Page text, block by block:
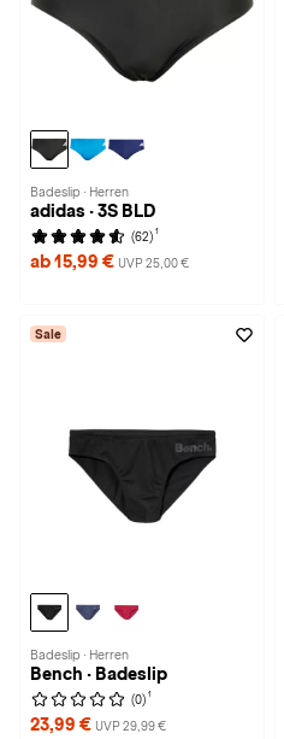
Badeslip · Herren
adidas · 3S BLD
(62) 1
ab 15,99 € UVP 25,00 €
Sale
Badeslip · Herren
Bench · Badeslip
(0) 1
23,99 € UVP 29,99 €